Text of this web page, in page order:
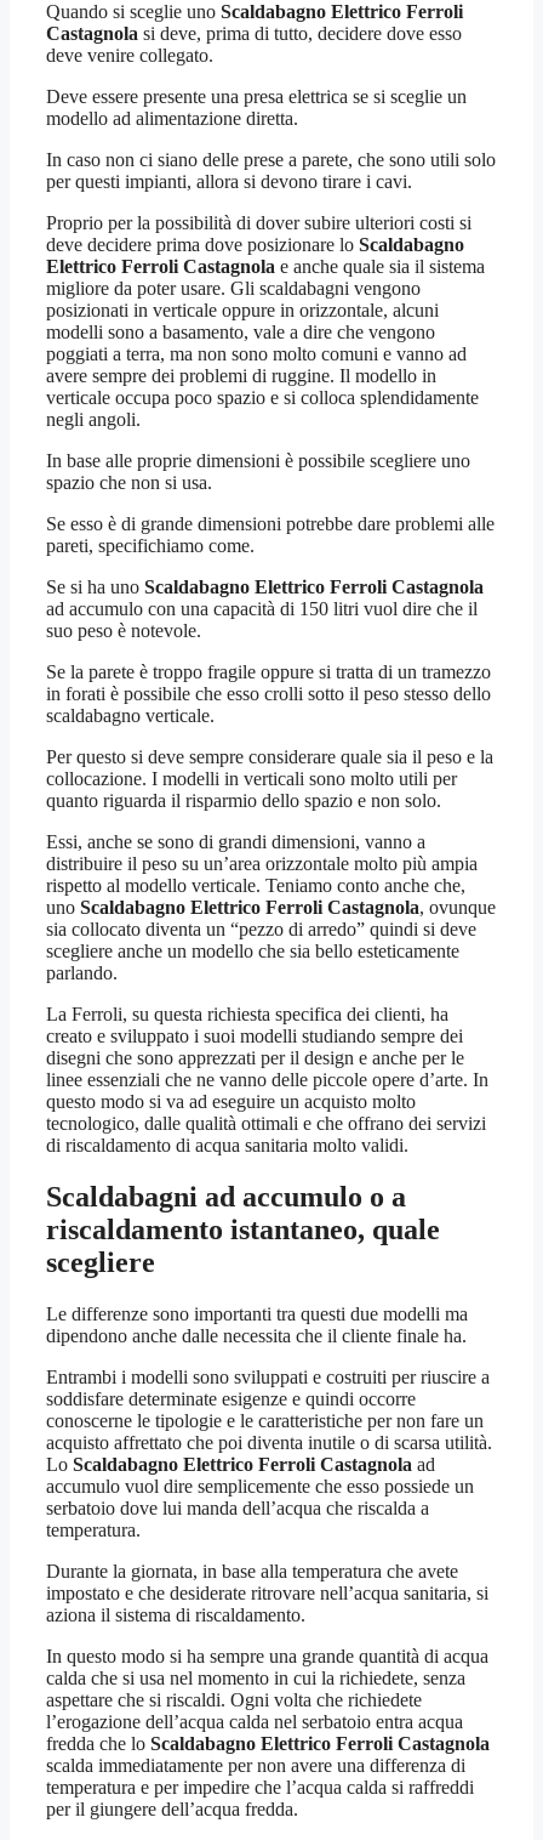
Quando si sceglie uno Scaldabagno Elettrico Ferroli
Castagnola si deve, prima di tutto, decidere dove esso
deve venire collegato.
Deve essere presente una presa elettrica se si sceglie un
modello ad alimentazione diretta.
In caso non ci siano delle prese a parete, che sono utili solo
per questi impianti, allora si devono tirare i cavi.
Proprio per la possibilità di dover subire ulteriori costi si
deve decidere prima dove posizionare lo Scaldabagno
Elettrico Ferroli Castagnola e anche quale sia il sistema
migliore da poter usare. Gli scaldabagni vengono
posizionati in verticale oppure in orizzontale, alcuni
modelli sono a basamento, vale a dire che vengono
poggiati a terra, ma non sono molto comuni e vanno ad
avere sempre dei problemi di ruggine. Il modello in
verticale occupa poco spazio e si colloca splendidamente
negli angoli.
In base alle proprie dimensioni è possibile scegliere uno
spazio che non si usa.
Se esso è di grande dimensioni potrebbe dare problemi alle
pareti, specifichiamo come.
Se si ha uno Scaldabagno Elettrico Ferroli Castagnola
ad accumulo con una capacità di 150 litri vuol dire che il
suo peso è notevole.
Se la parete è troppo fragile oppure si tratta di un tramezzo
in forati è possibile che esso crolli sotto il peso stesso dello
scaldabagno verticale.
Per questo si deve sempre considerare quale sia il peso e la
collocazione. I modelli in verticali sono molto utili per
quanto riguarda il risparmio dello spazio e non solo.
Essi, anche se sono di grandi dimensioni, vanno a
distribuire il peso su un’area orizzontale molto più ampia
rispetto al modello verticale. Teniamo conto anche che,
uno Scaldabagno Elettrico Ferroli Castagnola, ovunque
sia collocato diventa un “pezzo di arredo” quindi si deve
scegliere anche un modello che sia bello esteticamente
parlando.
La Ferroli, su questa richiesta specifica dei clienti, ha
creato e sviluppato i suoi modelli studiando sempre dei
disegni che sono apprezzati per il design e anche per le
linee essenziali che ne vanno delle piccole opere d’arte. In
questo modo si va ad eseguire un acquisto molto
tecnologico, dalle qualità ottimali e che offrano dei servizi
di riscaldamento di acqua sanitaria molto validi.
Scaldabagni ad accumulo o a
riscaldamento istantaneo, quale
scegliere
Le differenze sono importanti tra questi due modelli ma
dipendono anche dalle necessita che il cliente finale ha.
Entrambi i modelli sono sviluppati e costruiti per riuscire a
soddisfare determinate esigenze e quindi occorre
conoscerne le tipologie e le caratteristiche per non fare un
acquisto affrettato che poi diventa inutile o di scarsa utilità.
Lo Scaldabagno Elettrico Ferroli Castagnola ad
accumulo vuol dire semplicemente che esso possiede un
serbatoio dove lui manda dell’acqua che riscalda a
temperatura.
Durante la giornata, in base alla temperatura che avete
impostato e che desiderate ritrovare nell’acqua sanitaria, si
aziona il sistema di riscaldamento.
In questo modo si ha sempre una grande quantità di acqua
calda che si usa nel momento in cui la richiedete, senza
aspettare che si riscaldi. Ogni volta che richiedete
l’erogazione dell’acqua calda nel serbatoio entra acqua
fredda che lo Scaldabagno Elettrico Ferroli Castagnola
scalda immediatamente per non avere una differenza di
temperatura e per impedire che l’acqua calda si raffreddi
per il giungere dell’acqua fredda.